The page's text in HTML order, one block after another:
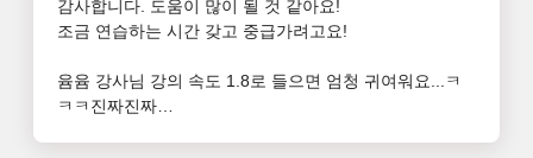
감사합니다. 도움이 많이 될 것 같아요!
조금 연습하는 시간 갖고 중급가려고요!
윰윰 강사님 강의 속도 1.8로 들으면 엄청 귀여워요...ㅋ
ㅋㅋ진짜진짜